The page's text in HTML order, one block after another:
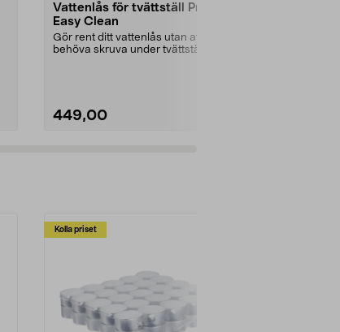
Vattenlås för tvättställ Prevex
Easy Clean
Gör rent ditt vattenlås utan att
behöva skruva under tvättstället.
449,00
Kolla priset